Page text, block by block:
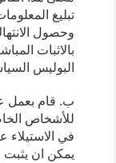
تبليغ
وحصول
بالاثبات
البوليس
ب. قام بعمل
في الاستيلاء
يمكن ان يثبت